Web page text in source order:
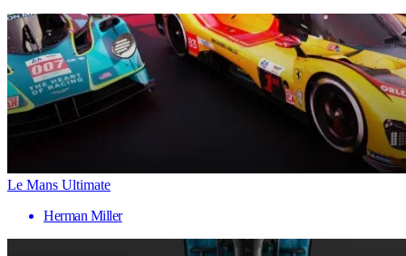
Le Mans Ultimate
Herman Miller